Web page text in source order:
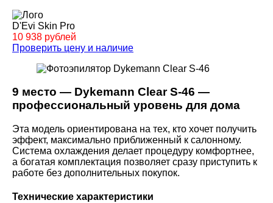
D'Evi Skin Pro
10 938 рублей
Проверить цену и наличие
9 место — Dykemann Clear S-46 —
профессиональный уровень для дома
Эта модель ориентирована на тех, кто хочет получить
эффект, максимально приближенный к салонному.
Система охлаждения делает процедуру комфортнее,
а богатая комплектация позволяет сразу приступить к
работе без дополнительных покупок.
Технические характеристики